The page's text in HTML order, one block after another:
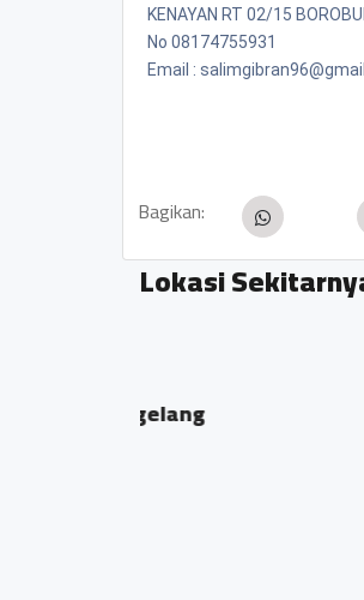
KENAYAN RT 02/15
No 08174755931
Email :
Bagikan:
Lokasi